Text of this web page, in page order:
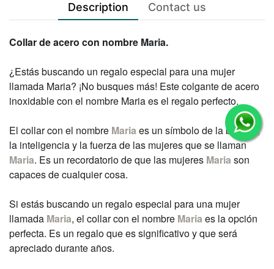
Description Contact us
Collar de acero con nombre Maria.
¿Estás buscando un regalo especial para una mujer
llamada Maria? ¡No busques más! Este colgante de acero
inoxidable con el nombre Maria es el regalo perfecto.
El collar con el nombre Maria es un símbolo de la belleza,
la inteligencia y la fuerza de las mujeres que se llaman
Maria. Es un recordatorio de que las mujeres Maria son
capaces de cualquier cosa.
Si estás buscando un regalo especial para una mujer
llamada Maria, el collar con el nombre Maria es la opción
perfecta. Es un regalo que es significativo y que será
apreciado durante años.